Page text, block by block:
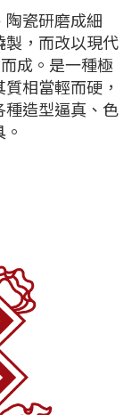
瓷研磨成細
，而改以現代
成。是一種極
相當輕而硬，
造型逼真、色